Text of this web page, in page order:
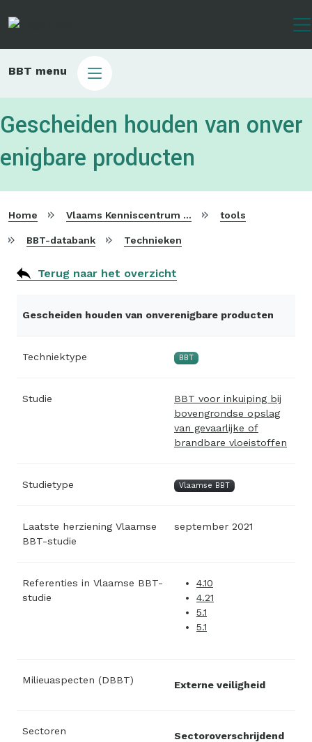
gaan
Main
BBT menu
Gescheiden houden van onver
enigbare producten
Home Vlaams Kenniscentrum voor Beste Beschikbare Technieken tools
BBT-databank Technieken
Terug naar het overzicht
Gescheiden houden van onverenigbare producten
Techniektype BBT
Studie
BBT voor inkuiping bij
bovengrondse opslag
van gevaarlijke of
brandbare vloeistoffen
Studietype Vlaamse BBT
Laatste herziening Vlaamse
BBT-studie
september 2021
Referenties in Vlaamse BBT-
studie
4.10
4.21
5.1
5.1
Milieuaspecten (DBBT) Externe veiligheid
Sectoren Sectoroverschrijdend